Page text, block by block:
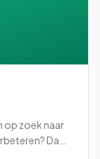
op zoek naar
Dan